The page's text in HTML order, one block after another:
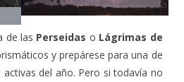
de las
y prepárese para una de
activas del año. Pero si todavía no